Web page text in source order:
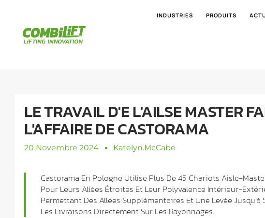
INDUSTRIES PRODUITS
LE TRAVAIL D'E L'AILSE MASTER
L'AFFAIRE DE CASTORAMA
20 Novembre 2024 Katelyn.mcCabe
Castorama En Pologne Utilise Plus De 45 Chariots Aisle-
Pour Leurs Allées Étroites Et Leur Polyvalence Intérieur-
Permettant Des Allées Supplémentaires Et Une Levée
Les Livraisons Directement Sur Les Rayonnages.